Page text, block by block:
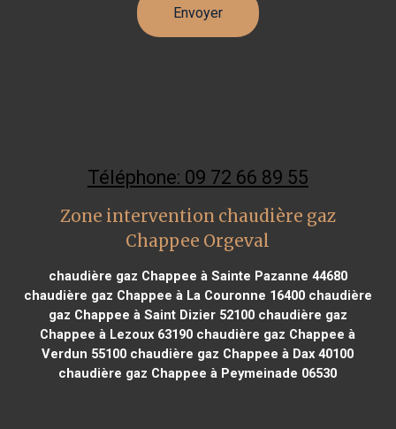
Téléphone: 09 72 66 89 55
Zone intervention chaudière gaz
Chappee Orgeval
chaudière gaz Chappee à Sainte Pazanne 44680
chaudière gaz Chappee à La Couronne 16400chaudière
gaz Chappee à Saint Dizier 52100chaudière gaz
Chappee à Lezoux 63190 chaudière gaz Chappee à
Verdun 55100 chaudière gaz Chappee à Dax 40100
chaudière gaz Chappee à Peymeinade 06530